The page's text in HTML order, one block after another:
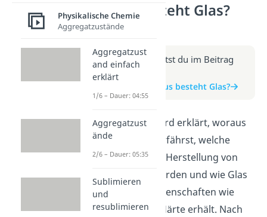
Woraus besteht Glas?
(Video)
Weitere Infos erhältst du im Beitrag
zum Video
zum Beitrag: Woraus besteht Glas?
In diesem Video wird erklärt, woraus
Glas besteht. Du erfährst, welche
Materialien für die Herstellung von
Glas verwendet werden und wie Glas
seine typischen Eigenschaften wie
Transparenz und Härte erhält. Nach
Physikalische Chemie
Aggregatzustände
Aggregatzust
and einfach
erklärt
1/6 – Dauer: 04:55
Aggregatzust
ände
2/6 – Dauer: 05:35
Sublimieren
und
resublimieren